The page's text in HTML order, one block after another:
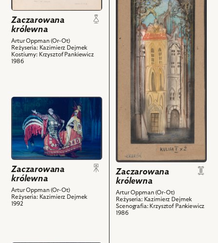
kostium
-
i
Pan
z
nim
obiektów
Zaczarowana
królewna
Artur Oppman (Or-Ot)
Reżyseria: Kazimierz Dejmek
Kostiumy: Krzysztof Pankiewicz
1986
Projekt:
scenografia
powiązanych
nim
obiektów
Zaczarowana
królewna
Artur Oppman (Or-Ot)
Reżyseria: Kazimierz Dejmek
Scenografia: Krzysztof Pankiewicz
1986
przejdź
do
obiektu
Zaczarowana
królewna,
Na
zdjęciu:
Bogdan
Baer
-
Zaczarowana
królewna
Artur Oppman (Or-Ot)
Reżyseria: Kazimierz Dejmek
1992